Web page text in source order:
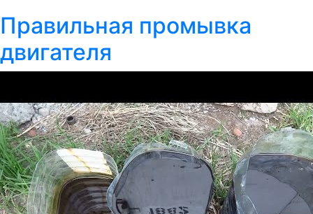
Правильная промывка
двигателя